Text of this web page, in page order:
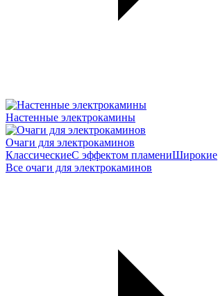
Настенные электрокамины
Очаги для электрокаминов
КлассическиеС эффектом пламениШирокие
Все очаги для электрокаминов